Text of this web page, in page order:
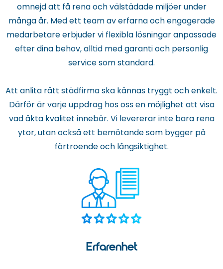
omnejd att få rena och välstädade miljöer under
många år. Med ett team av erfarna och engagerade
medarbetare erbjuder vi flexibla lösningar anpassade
efter dina behov, alltid med garanti och personlig
service som standard.
Att anlita rätt städfirma ska kännas tryggt och enkelt.
Därför är varje uppdrag hos oss en möjlighet att visa
vad äkta kvalitet innebär. Vi levererar inte bara rena
ytor, utan också ett bemötande som bygger på
förtroende och långsiktighet.
Erfarenhet